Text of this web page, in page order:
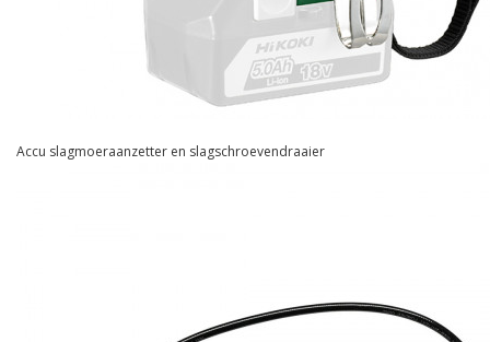
Accu slagmoeraanzetter en slagschroevendraaier